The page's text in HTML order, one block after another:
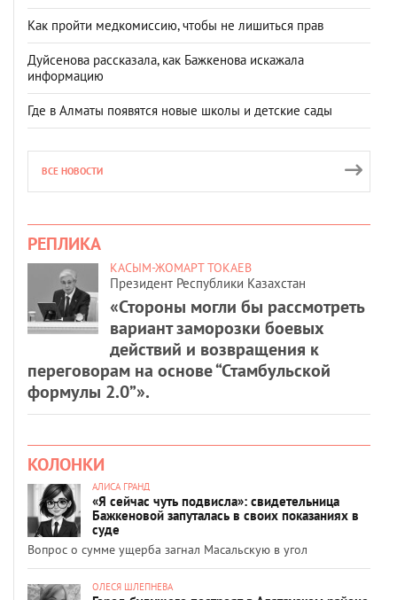
Как пройти медкомиссию, чтобы не лишиться прав
Дуйсенова рассказала, как Бажкенова искажала
информацию
Где в Алматы появятся новые школы и детские сады
ВСЕ НОВОСТИ
РЕПЛИКА
КАСЫМ-ЖОМАРТ ТОКАЕВ
Президент Республики Казахстан
«Стороны могли бы рассмотреть
вариант заморозки боевых
действий и возвращения к
переговорам на основе “Стамбульской
формулы 2.0”».
КОЛОНКИ
АЛИСА ГРАНД
«Я сейчас чуть подвисла»: свидетельница
Бажкеновой запуталась в своих показаниях в
суде
Вопрос о сумме ущерба загнал Масальскую в угол
ОЛЕСЯ ШЛЕПНЕВА